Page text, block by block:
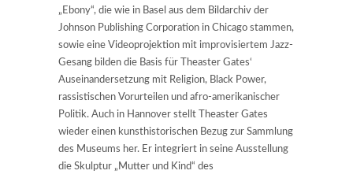
„Ebony“, die wie in Basel aus dem Bildarchiv der
Johnson Publishing Corporation in Chicago stammen,
sowie eine Videoprojektion mit improvisiertem Jazz-
Gesang bilden die Basis für Theaster Gates‘
Auseinandersetzung mit Religion, Black Power,
rassistischen Vorurteilen und afro-amerikanischer
Politik. Auch in Hannover stellt Theaster Gates
wieder einen kunsthistorischen Bezug zur Sammlung
des Museums her. Er integriert in seine Ausstellung
die Skulptur „Mutter und Kind“ des